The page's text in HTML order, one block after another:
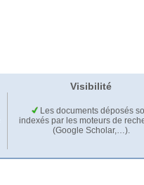
Visibilité
Les documents déposés
indexés par les moteurs de
(Google Scholar,…).